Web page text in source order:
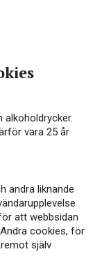
alkoholdrycker.
vara 25 år
andra liknande
att webbsidan
cookies, för
själv